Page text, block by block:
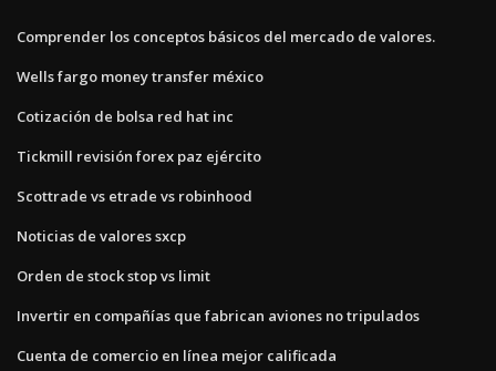
Comprender los conceptos básicos del mercado de valores.
Wells fargo money transfer méxico
Cotización de bolsa red hat inc
Tickmill revisión forex paz ejército
Scottrade vs etrade vs robinhood
Noticias de valores sxcp
Orden de stock stop vs limit
Invertir en compañías que fabrican aviones no tripulados
Cuenta de comercio en línea mejor calificada